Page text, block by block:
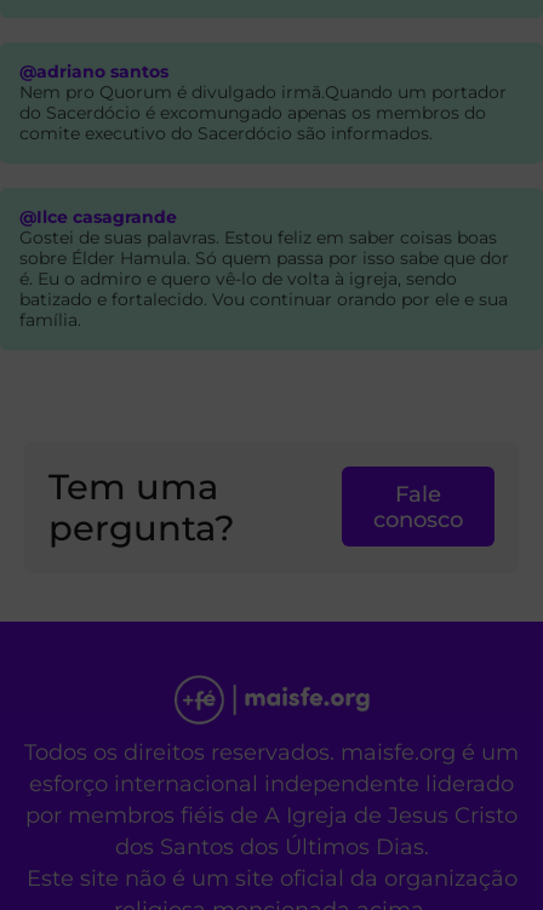
@adriano santos
Nem pro Quorum é divulgado irmã.Quando um portador
do Sacerdócio é excomungado apenas os membros do
comite executivo do Sacerdócio são informados.
@Ilce casagrande
Gostei de suas palavras. Estou feliz em saber coisas boas
sobre Élder Hamula. Só quem passa por isso sabe que dor
é. Eu o admiro e quero vê-lo de volta à igreja, sendo
batizado e fortalecido. Vou continuar orando por ele e sua
família.
Tem uma
pergunta?
Fale
conosco
Todos os direitos reservados. maisfe.org é um
esforço internacional independente liderado
por membros fiéis de A Igreja de Jesus Cristo
dos Santos dos Últimos Dias.
Este site não é um site oficial da organização